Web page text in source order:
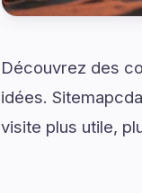
Découvrez des
idées.
visite plus utile,